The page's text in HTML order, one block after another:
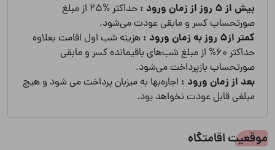
بیش از 5 روز از زمان ورود :
حداکثر %25 از مبلغ
صورتحساب کسر و مابقی عودت می‌شود.
کمتر از5 روز به زمان ورود :
هزینه شب اول اقامت بعلاوه
حداکثر 60% از مبلغ شب‌های باقیمانده کسر و مابقی
صورتحساب بازپرداخت می‌شود.
بعد از زمان ورود : اجاره‌بها به میزبان پرداخت می شود و هیچ
مبلغی قابل عودت نخواهد بود.
موقعیت اقامتگاه